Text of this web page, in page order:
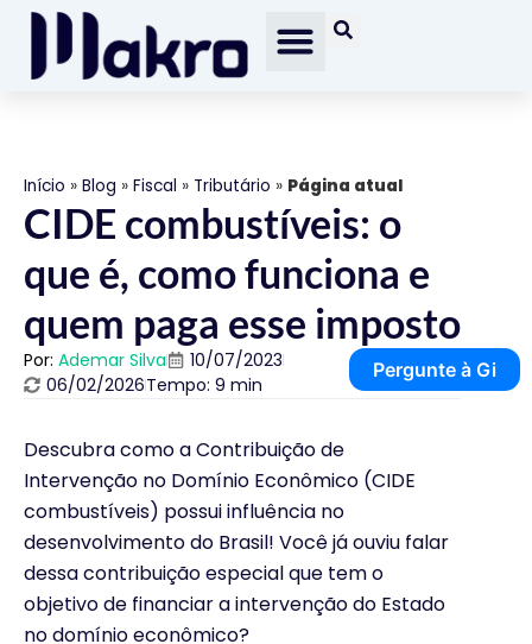
Início » Blog » Fiscal » Tributário » Página atual
CIDE combustíveis: o
que é, como funciona e
quem paga esse imposto
Por: Ademar Silva
10/07/2023
06/02/2026Tempo: 9 min
Pergunte à Gi
Descubra como a Contribuição de
Intervenção no Domínio Econômico (CIDE
combustíveis) possui influência no
desenvolvimento do Brasil! Você já ouviu falar
dessa contribuição especial que tem o
objetivo de financiar a intervenção do Estado
no domínio econômico?